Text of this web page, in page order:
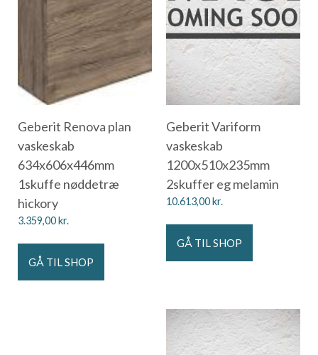
Geberit Renova plan
vaskeskab
634x606x446mm
1skuffe nøddetræ
hickory
3.359,00kr.
GÅ TIL SHOP
Geberit Variform
vaskeskab
1200x510x235mm
2skuffer eg melamin
10.613,00kr.
GÅ TIL SHOP